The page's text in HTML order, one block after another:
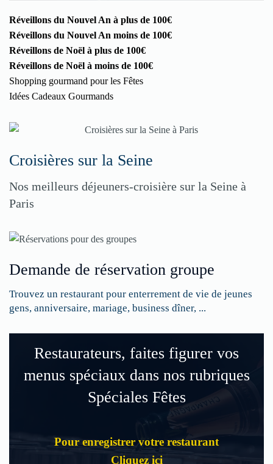
Réveillons du Nouvel An à plus de 100€
Réveillons du Nouvel An moins de 100€
Réveillons de Noël à plus de 100€
Réveillons de Noël à moins de 100€
Shopping gourmand pour les Fêtes
Idées Cadeaux Gourmands
Croisières sur la Seine
Nos meilleurs déjeuners-croisière sur la Seine à
Paris
Demande de réservation groupe
Trouvez un restaurant pour enterrement de vie de jeunes
gens, anniversaire, mariage, business dîner, ...
Restaurateurs, faites figurer vos
menus spéciaux dans nos rubriques
Spéciales Fêtes
Pour enregistrer votre restaurant
Cliquez ici